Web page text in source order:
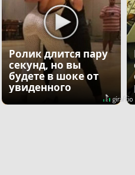
Ролик длится пару
секунд, но вы
будете в шоке от
увиденного